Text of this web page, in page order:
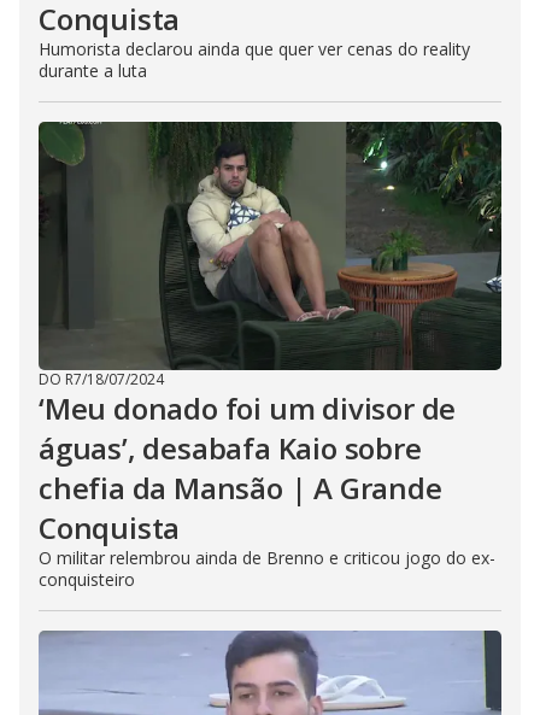
Conquista
Humorista declarou ainda que quer ver cenas do reality
durante a luta
DO R7/18/07/2024
‘Meu donado foi um divisor de
águas’, desabafa Kaio sobre
chefia da Mansão | A Grande
Conquista
O militar relembrou ainda de Brenno e criticou jogo do ex-
conquisteiro